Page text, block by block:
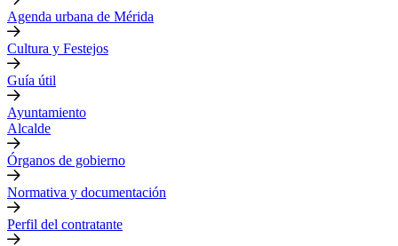
Agenda urbana de Mérida
Cultura y Festejos
Guía útil
Ayuntamiento
Alcalde
Órganos de gobierno
Normativa y documentación
Perfil del contratante